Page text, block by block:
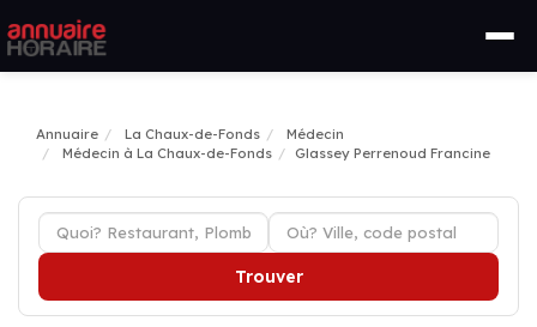
Annuaire La Chaux-de-Fonds
Médecin
Médecin à La Chaux-de-Fonds
Glassey Perrenoud Francine
Trouver